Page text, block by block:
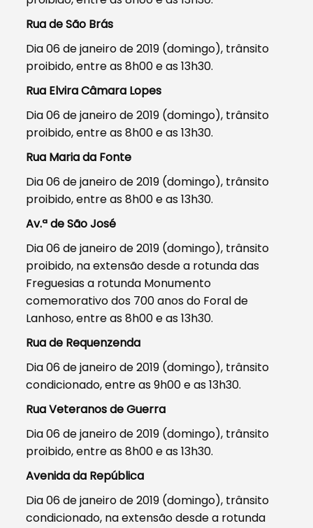
Rua de São Brás
Dia 06 de janeiro de 2019 (domingo), trânsito
proibido, entre as 8h00 e as 13h30.
Rua Elvira Câmara Lopes
Dia 06 de janeiro de 2019 (domingo), trânsito
proibido, entre as 8h00 e as 13h30.
Rua Maria da Fonte
Dia 06 de janeiro de 2019 (domingo), trânsito
proibido, entre as 8h00 e as 13h30.
Av.ª de São José
Dia 06 de janeiro de 2019 (domingo), trânsito
proibido, na extensão desde a rotunda das
Freguesias a rotunda Monumento
comemorativo dos 700 anos do Foral de
Lanhoso, entre as 8h00 e as 13h30.
Rua de Requenzenda
Dia 06 de janeiro de 2019 (domingo), trânsito
condicionado, entre as 9h00 e as 13h30.
Rua Veteranos de Guerra
Dia 06 de janeiro de 2019 (domingo), trânsito
proibido, entre as 8h00 e as 13h30.
Avenida da República
Dia 06 de janeiro de 2019 (domingo), trânsito
condicionado, na extensão desde a rotunda